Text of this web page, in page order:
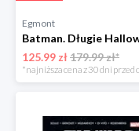
Egmont
125.99 zł179.99 zł*